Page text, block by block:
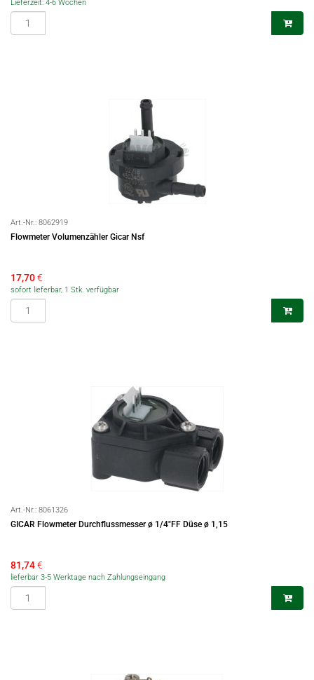
Lieferzeit: 4-6 Wochen
Art.-Nr.: 8062919
Flowmeter Volumenzähler Gicar Nsf
17,70€
sofort lieferbar, 1 Stk. verfügbar
Art.-Nr.: 8061326
GICAR Flowmeter Durchflussmesser ø 1/4"FF Düse ø 1,15
81,74€
lieferbar 3-5 Werktage nach Zahlungseingang